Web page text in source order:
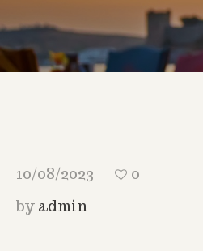
10/08/2023
0
by admin